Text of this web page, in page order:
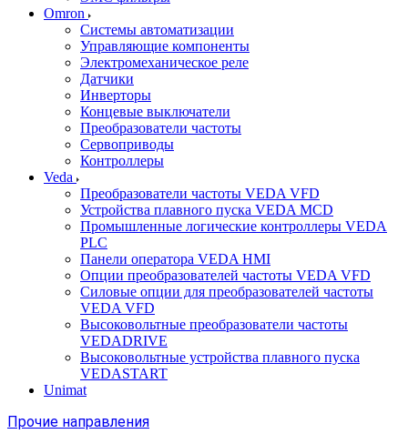
Omron
Системы автоматизации
Управляющие компоненты
Электромеханическое реле
Датчики
Инверторы
Концевые выключатели
Преобразователи частоты
Сервоприводы
Контроллеры
Veda
Преобразователи частоты VEDA VFD
Устройства плавного пуска VEDA MCD
Промышленные логические контроллеры VEDA
PLC
Панели оператора VEDA HMI
Опции преобразователей частоты VEDA VFD
Силовые опции для преобразователей частоты
VEDA VFD
Высоковольтные преобразователи частоты
VEDADRIVE
Высоковольтные устройства плавного пуска
VEDASTART
Unimat
Прочие направления